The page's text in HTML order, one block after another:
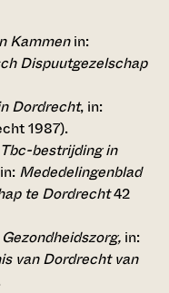
Kammenin:
Dispuutgezelschap
Dordrecht, in:
1987).
bestrijding in
in: Mededelingenblad
te Dordrecht42
Gezondheidszorg, in:
van Dordrecht van